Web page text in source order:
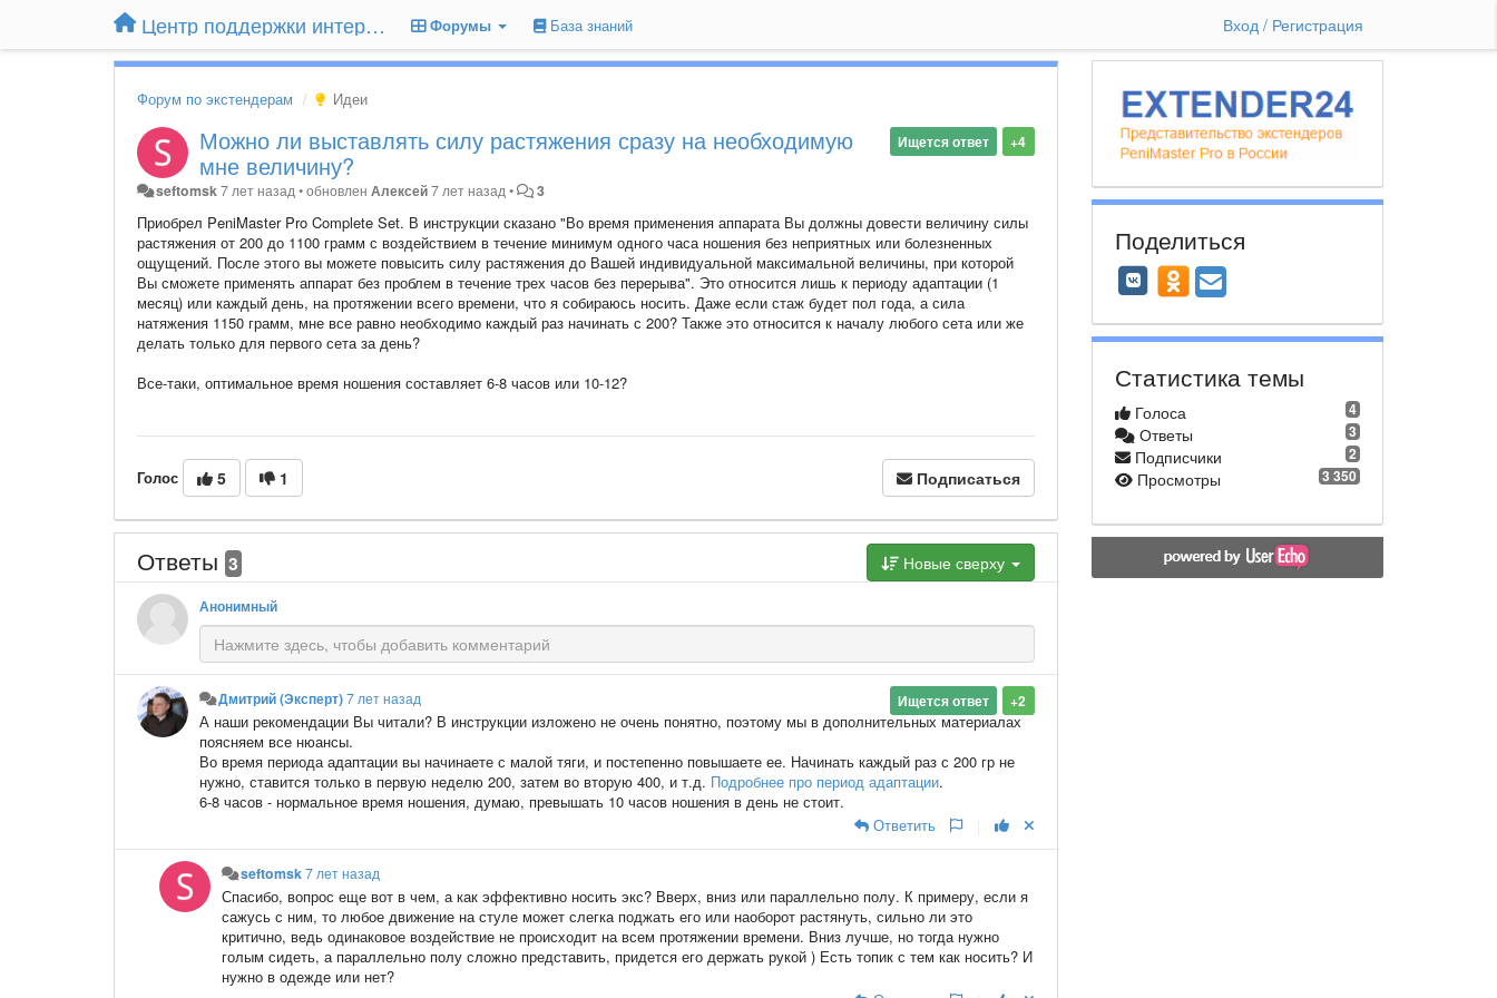
Центр поддержки интернет-магазина Extender24.ru Форумы База знаний Вход / Регистрация
Форум по экстендерам Идеи
+4
Ищется ответ
Можно ли выставлять силу растяжения сразу на необходимую
мне величину?
seftomsk7 лет назад•обновленАлексей7 лет назад• 3
Приобрел PeniMaster Pro Complete Set. В инструкции сказано "Во время применения аппарата Вы должны довести величину силы
растяжения от 200 до 1100 грамм с воздействием в течение минимум одного часа ношения без неприятных или болезненных
ощущений. После этого вы можете повысить силу растяжения до Вашей индивидуальной максимальной величины, при которой
Вы сможете применять аппарат без проблем в течение трех часов без перерыва". Это относится лишь к периоду адаптации (1
месяц) или каждый день, на протяжении всего времени, что я собираюсь носить. Даже если стаж будет пол года, а сила
натяжения 1150 грамм, мне все равно необходимо каждый раз начинать с 200? Также это относится к началу любого сета или же
делать только для первого сета за день?
Все-таки, оптимальное время ношения составляет 6-8 часов или 10-12?
Голос 5 1 Подписаться
Ответы 3 Новые сверху
Анонимный
+2
Ищется ответ
Дмитрий (Эксперт)7 лет назад
А наши рекомендации Вы читали? В инструкции изложено не очень понятно, поэтому мы в дополнительных материалах
поясняем все нюансы.
Во время периода адаптации вы начинаете с малой тяги, и постепенно повышаете ее. Начинать каждый раз с 200 гр не
нужно, ставится только в первую неделю 200, затем во вторую 400, и т.д. Подробнее про период адаптации.
6-8 часов - нормальное время ношения, думаю, превышать 10 часов ношения в день не стоит.
Ответить
seftomsk7 лет назад
Спасибо, вопрос еще вот в чем, а как эффективно носить экс? Вверх, вниз или параллельно полу. К примеру, если я
сажусь с ним, то любое движение на стуле может слегка поджать его или наоборот растянуть, сильно ли это
критично, ведь одинаковое воздействие не происходит на всем протяжении времени. Вниз лучше, но тогда нужно
голым сидеть, а параллельно полу сложно представить, придется его держать рукой ) Есть топик с тем как носить? И
нужно в одежде или нет?
Поделиться
Статистика темы
4
Голоса
3
Ответы
2
Подписчики
3 350
Просмотры